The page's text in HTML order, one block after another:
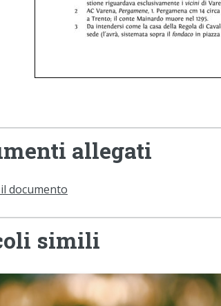
allegati
documento
simili